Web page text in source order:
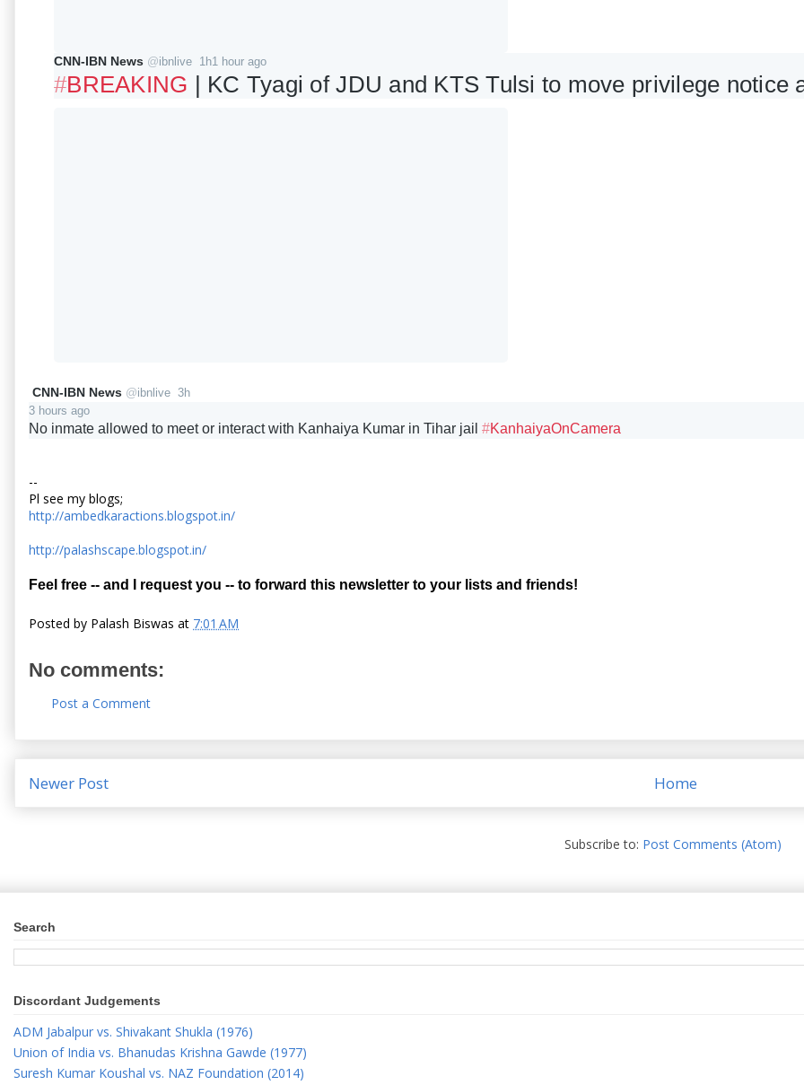
CNN-IBN News @ibnlive 1h1 hour ago
#BREAKING | KC Tyagi of JDU and KTS Tulsi to move privilege notice
CNN-IBN News @ibnlive 3h
3 hours ago
No inmate allowed to meet or interact with Kanhaiya Kumar in Tihar jail #KanhaiyaOnCamera
--
Pl see my blogs;
http://ambedkaractions.blogspot.in/
http://palashscape.blogspot.in/
Feel free -- and I request you -- to forward this newsletter to your lists and friends!
Posted by Palash Biswas at 7:01 AM
No comments:
Post a Comment
Newer Post Home
Subscribe to: Post Comments (Atom)
Search
Discordant Judgements
ADM Jabalpur vs. Shivakant Shukla (1976)
Union of India vs. Bhanudas Krishna Gawde (1977)
Suresh Kumar Koushal vs. NAZ Foundation (2014)